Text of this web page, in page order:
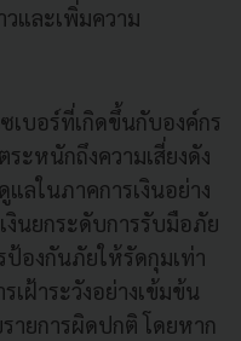
และเพิ่มความ
เบอร์ที่เกิดขึ้นกับองค์กร
ะหนักถึงความเสี่ยงดัง
ลในภาคการเงินอย่าง
งินยกระดับการรับมือภัย
ป้องกันภัยให้รัดกุมเท่า
ฝ้าระวังอย่างเข้มข้น
ายการผิดปกติ โดยหาก